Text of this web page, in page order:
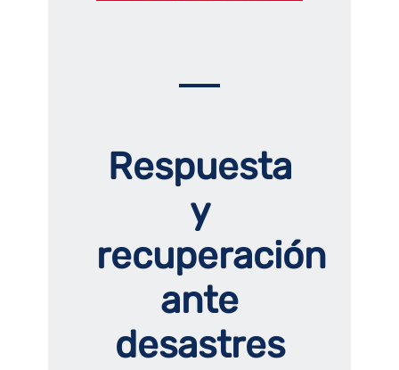
Respuesta
y
recuperación
ante
desastres